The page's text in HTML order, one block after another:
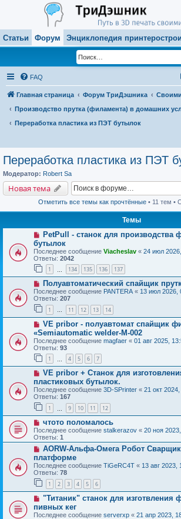
Статьи Форум Энциклопедия
FAQ
Главная страница Форум ТриДэшника
Производство прутка (филамента) в домашних
Переработка пластика из ПЭТ бутылок
Переработка пластика из ПЭТ
Модератор: Robert Sa
Новая тема
Отметить все темы как прочтённые • 11 тем •
Темы
PetPull - cтанок для производства
бутылок
Последнее сообщение Viacheslav « 24 июл
Ответы: 2042
1 134 135 136 137
Полуавтоматический спайщик
Последнее сообщение PANTERA « 13 июл 2026,
Ответы: 207
1 … 11 12 13 14
VE pribor - полуавтомат спайщик
«Semiautomatic welder-M-002
Последнее сообщение magfaer « 01 авг 2025,
Ответы: 93
1 4 5 6 7
VE pribor + Станок для
пластиковых бутылок.
Последнее сообщение 3D-SPrinter « 21 окт
Ответы: 167
1 9 10 11 12
чтото поломалось
Последнее сообщение stalkerazov « 20 ноя
Ответы: 1
AORW-Альфа-Омега Робот
платформе
Последнее сообщение TiGeRC4T « 13 авг 2023,
Ответы: 78
1 2 3 4 5 6
"Титаник" cтанок для изготвления
пивных кег
Последнее сообщение serverxp « 21 апр 2023,